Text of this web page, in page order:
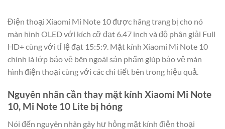
Điện thoại Xiaomi Mi Note 10 được hãng trang bị cho nó
màn hình OLED với kích cỡ đạt 6.47 inch và độ phân giải Full
HD+ cùng với tỉ lệ đạt 15:5:9. Mặt kính Xiaomi Mi Note 10
chính là lớp bảo vệ bên ngoài sản phẩm giúp bảo vệ màn
hình điện thoại cùng với các chi tiết bên trong hiệu quả.
Nguyên nhân cần thay mặt kính Xiaomi Mi Note
10, Mi Note 10 Lite bị hỏng
Nói đến nguyên nhân gây hư hỏng mặt kính điện thoại